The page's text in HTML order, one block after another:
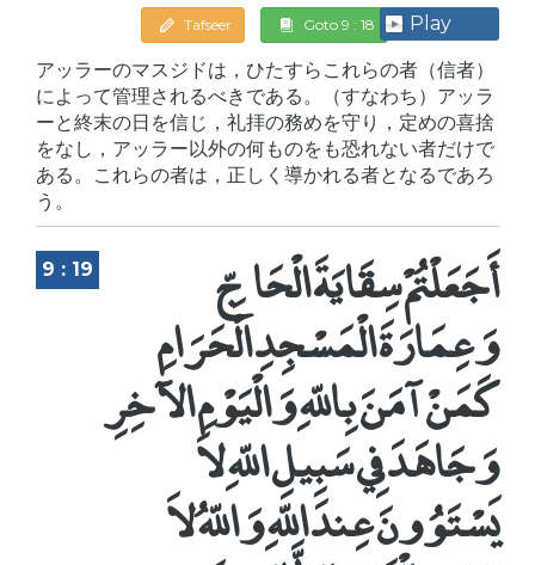
Tafseer Goto 9 : 18 Play
アッラーのマスジドは，ひたすらこれらの者（信者）
によって管理されるべきである。（すなわち）アッラ
ーと終末の日を信じ，礼拝の務めを守り，定めの喜捨
をなし，アッラー以外の何ものをも恐れない者だけで
ある。これらの者は，正しく導かれる者となるであろ
う。
9 : 19 أَجَعَلْتُمْ سِقَايَةَ الْحَاجِّ
وَعِمَارَةَ الْمَسْجِدِ الْحَرَامِ
كَمَنْ آمَنَ بِاللّهِ وَالْيَوْمِ الآخِرِ
وَجَاهَدَ فِي سَبِيلِ اللّهِ لاَ
يَسْتَوُونَ عِندَ اللّهِ وَاللّهُ لاَ